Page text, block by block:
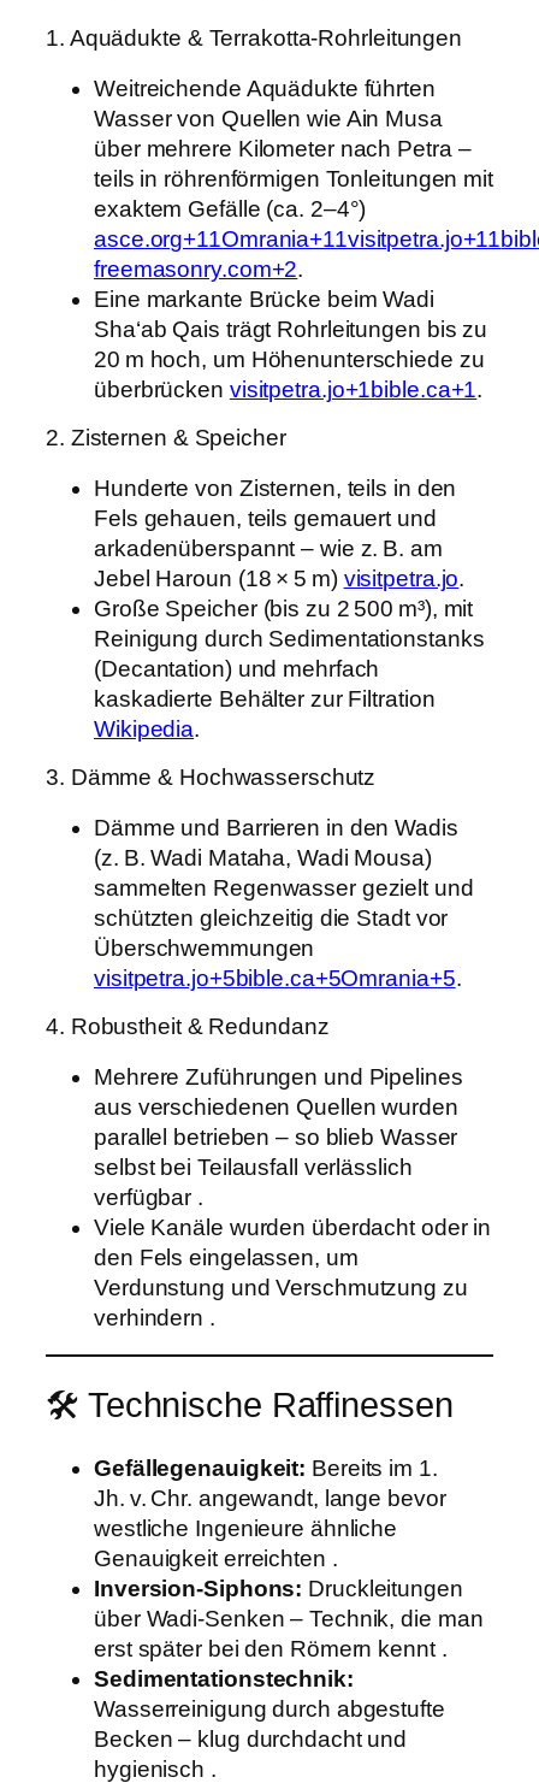
1. Aquädukte & Terrakotta‑Rohrleitungen
Weitreichende Aquädukte führten
Wasser von Quellen wie Ain Musa
über mehrere Kilometer nach Petra –
teils in röhrenförmigen Tonleitungen mit
exaktem Gefälle (ca. 2–4°)
asce.org+11Omrania+11visitpetra.jo+11
freemasonry.com+2.
Eine markante Brücke beim Wadi
Sha‘ab Qais trägt Rohrleitungen bis zu
20 m hoch, um Höhenunterschiede zu
überbrücken visitpetra.jo+1bible.ca+1.
2. Zisternen & Speicher
Hunderte von Zisternen, teils in den
Fels gehauen, teils gemauert und
arkadenüberspannt – wie z. B. am
Jebel Haroun (18 × 5 m) visitpetra.jo.
Große Speicher (bis zu 2 500 m³), mit
Reinigung durch Sedimentationstanks
(Decantation) und mehrfach
kaskadierte Behälter zur Filtration
Wikipedia.
3. Dämme & Hochwasserschutz
Dämme und Barrieren in den Wadis
(z. B. Wadi Mataha, Wadi Mousa)
sammelten Regenwasser gezielt und
schützten gleichzeitig die Stadt vor
Überschwemmungen
visitpetra.jo+5bible.ca+5Omrania+5.
4. Robustheit & Redundanz
Mehrere Zuführungen und Pipelines
aus verschiedenen Quellen wurden
parallel betrieben – so blieb Wasser
selbst bei Teilausfall verlässlich
verfügbar .
Viele Kanäle wurden überdacht oder in
den Fels eingelassen, um
Verdunstung und Verschmutzung zu
verhindern .
🛠️ Technische Raffinessen
Gefällegenauigkeit: Bereits im 1.
Jh. v. Chr. angewandt, lange bevor
westliche Ingenieure ähnliche
Genauigkeit erreichten .
Inversion-Siphons: Druckleitungen
über Wadi-Senken – Technik, die man
erst später bei den Römern kennt .
Sedimentationstechnik:
Wasserreinigung durch abgestufte
Becken – klug durchdacht und
hygienisch .